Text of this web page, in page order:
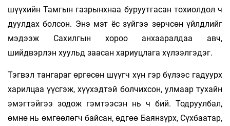
шүүхийн Тамгын газрынхнаа буруутгасан тохиолдол ч
дуулдах болсон. Энэ мэт ёс зүйгээ зөрчсөн үйлдлийг
мэдээж Сахилгын хороо анхааралдаа авч,
шийдвэрлэн хуульд заасан хариуцлага хүлээлгэдэг.
Тэгвэл тангараг өргөсөн шүүгч хүн гэр бүлээс гадуурх
харилцаа үүсгэж, хүүхэдтэй болчихсон, улмаар тухайн
эмэгтэйгээ зодож гэмтээсэн нь ч бий. Тодруулбал,
өмнө нь өмгөөлөгч байсан, өдгөө Баянзүрх, Сүхбаатар,